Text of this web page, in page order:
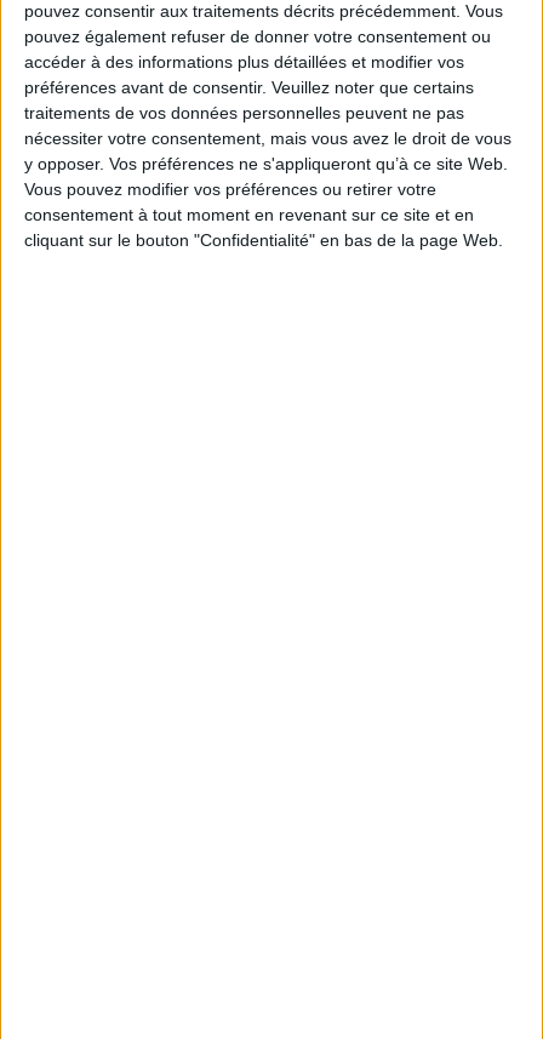
pouvez consentir aux traitements décrits précédemment. Vous
pouvez également refuser de donner votre consentement ou
accéder à des informations plus détaillées et modifier vos
préférences avant de consentir. Veuillez noter que certains
traitements de vos données personnelles peuvent ne pas
nécessiter votre consentement, mais vous avez le droit de vous
y opposer. Vos préférences ne s'appliqueront qu’à ce site Web.
Vous pouvez modifier vos préférences ou retirer votre
consentement à tout moment en revenant sur ce site et en
cliquant sur le bouton "Confidentialité" en bas de la page Web.
0 Commentaire
Dictée Vocale
Connectez-vousouinscrivez-vous pour publier un commentaire